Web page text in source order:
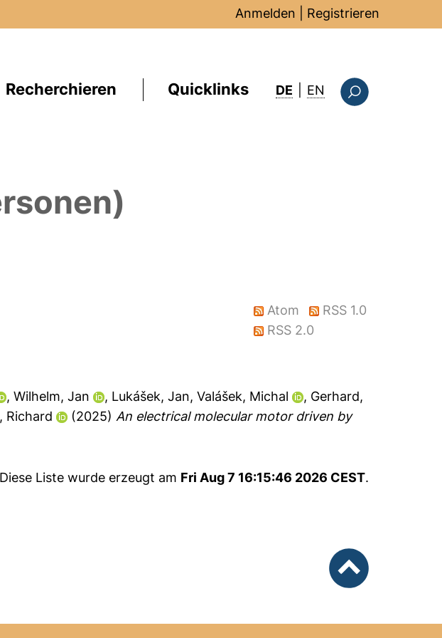
Anmelden Registrieren
Recherchieren Quicklinks DE EN : this page in
Atom
RSS 1.0
RSS 2.0
,Wilhelm, Jan , Lukášek, Jan,Valášek, Michal , Gerhard,
Richard (2025) An electrical molecular motor driven by
Diese Liste wurde erzeugt am Fri Aug 7 16:15:46 2026 CEST.